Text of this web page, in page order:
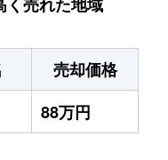
売却価格
88万円